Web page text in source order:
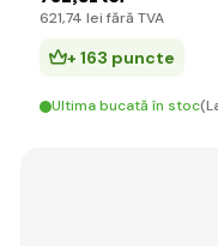
621,74 lei fără TVA
+ 163 puncte
Ultima bucată în stoc